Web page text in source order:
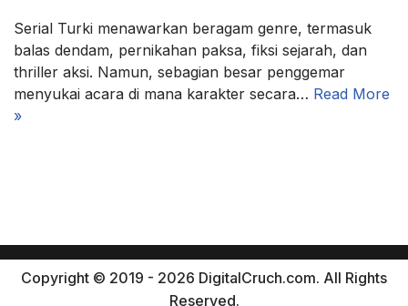
Serial Turki menawarkan beragam genre, termasuk
balas dendam, pernikahan paksa, fiksi sejarah, dan
thriller aksi. Namun, sebagian besar penggemar
menyukai acara di mana karakter secara… Read More
»
Copyright © 2019 - 2026 DigitalCruch.com. All Rights
Reserved.